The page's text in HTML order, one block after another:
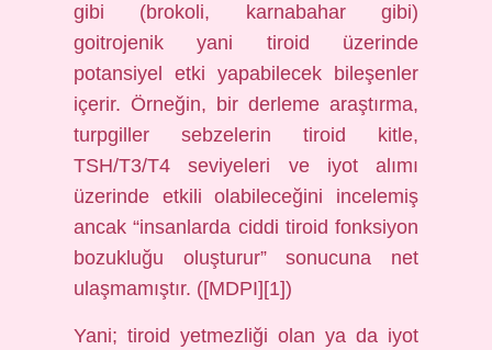
gibi (brokoli, karnabahar gibi)
goitrojenik yani tiroid üzerinde
potansiyel etki yapabilecek bileşenler
içerir. Örneğin, bir derleme araştırma,
turpgiller sebzelerin tiroid kitle,
TSH/T3/T4 seviyeleri ve iyot alımı
üzerinde etkili olabileceğini incelemiş
ancak “insanlarda ciddi tiroid fonksiyon
bozukluğu oluşturur” sonucuna net
ulaşmamıştır. ([MDPI][1])
Yani; tiroid yetmezliği olan ya da iyot